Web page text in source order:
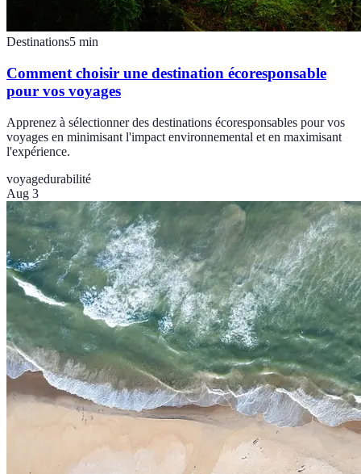
Destinations5 min
Comment choisir une destination écoresponsable
pour vos voyages
Apprenez à sélectionner des destinations écoresponsables pour vos
voyages en minimisant l'impact environnemental et en maximisant
l'expérience.
voyagedurabilité
Aug 3